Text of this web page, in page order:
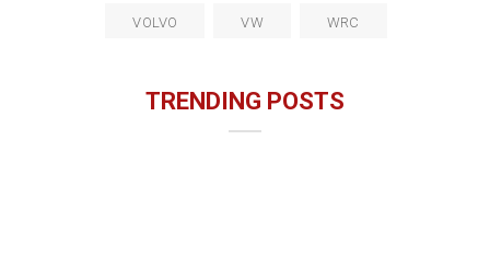
VOLVO VW WRC
TRENDING POSTS